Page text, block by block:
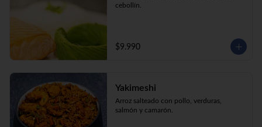
cebollín.
$9.990
Yakimeshi
Arroz salteado con pollo, verduras,
salmón y camarón.